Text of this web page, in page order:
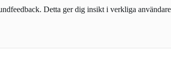
Detta ger dig insikt i verkliga